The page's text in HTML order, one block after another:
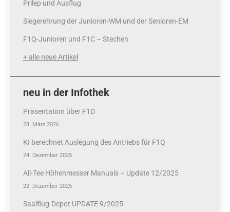
Prilep und Ausflug
Siegerehrung der Junioren-WM und der Senioren-EM
F1Q-Junioren und F1C – Stechen
+ alle neue Artikel
neu in der Infothek
Präsentation über F1D
28. März 2026
KI berechnet Auslegung des Antriebs für F1Q
24. Dezember 2025
All-Tee Höhenmesser Manuals – Update 12/2025
22. Dezember 2025
Saalflug-Depot UPDATE 9/2025